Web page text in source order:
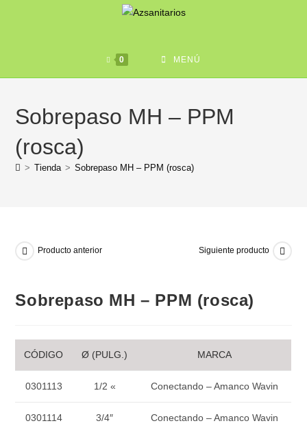
0 MENÚ
Sobrepaso MH – PPM
(rosca)
> Tienda > Sobrepaso MH – PPM (rosca)
Producto anterior Siguiente producto
Sobrepaso MH – PPM (rosca)
CÓDIGO Ø (PULG.) MARCA
0301113 1/2 « Conectando – Amanco Wavin
0301114 3/4″ Conectando – Amanco Wavin